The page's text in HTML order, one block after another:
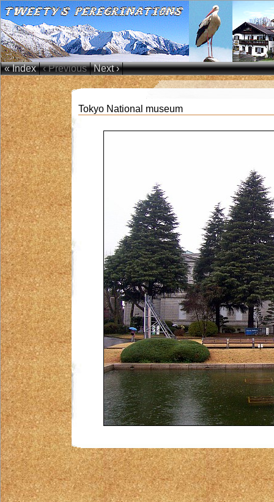
« Index ‹ Previous Next ›
Tokyo National museum